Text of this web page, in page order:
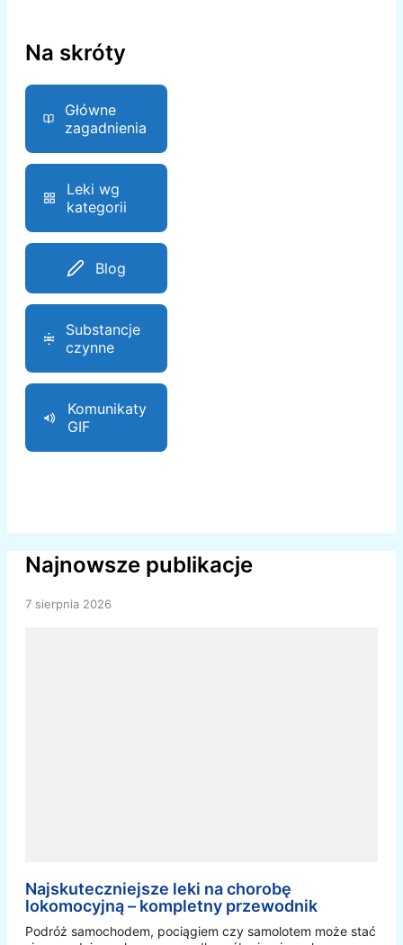
Na skróty
Główne
zagadnienia
Leki wg
kategorii
Blog
Substancje
czynne
Komunikaty
GIF
Najnowsze publikacje
7 sierpnia 2026
Najskuteczniejsze leki na chorobę
lokomocyjną – kompletny przewodnik
Podróż samochodem, pociągiem czy samolotem może stać